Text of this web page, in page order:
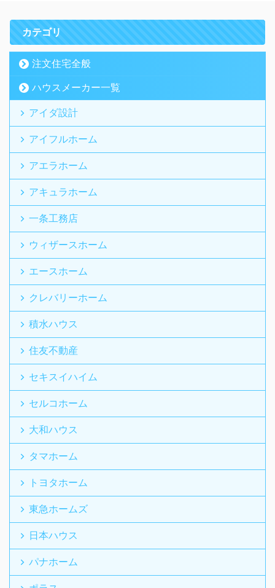
カテゴリ
注文住宅全般
ハウスメーカー一覧
アイダ設計
アイフルホーム
アエラホーム
アキュラホーム
一条工務店
ウィザースホーム
エースホーム
クレバリーホーム
積水ハウス
住友不動産
セキスイハイム
セルコホーム
大和ハウス
タマホーム
トヨタホーム
東急ホームズ
日本ハウス
パナホーム